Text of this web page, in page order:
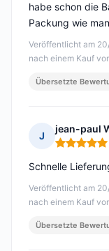
Veröffentlicht am
nach einem Kauf
habe schon die
Packung wie
Übersetzte
J
jean-paul
Hinweis: 5
Veröffentlicht am
nach einem Kauf
Schnelle
Übersetzte